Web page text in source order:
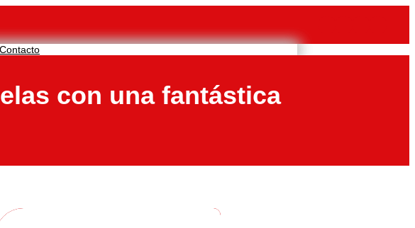
Contacto
con una fantástica